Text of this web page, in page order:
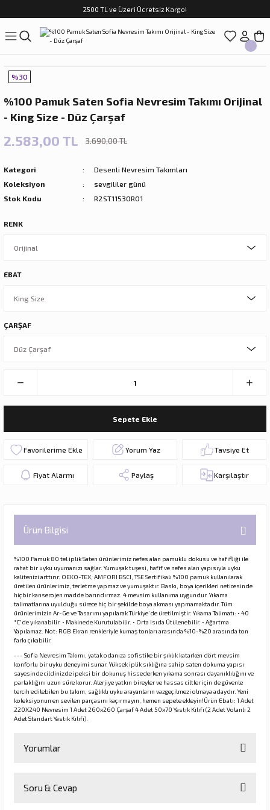
2500 TL ve Üzeri Ücretsiz Kargo!
Geri Dön
Takımları
Takımları
Geri Dön
Geri Dön
Geri Dön
Geri Dön
Geri Dön
Geri Dön
Hediyeler
%30
%100 Pamuk Saten Sofia Nevresim Takımı Orijinal
- King Size - Düz Çarşaf
2.583,00 TL 3.690,00 TL
Kategori
Desenli Nevresim Takımları
Koleksiyon
sevgililer günü
Stok Kodu
R2ST1153OR01
RENK
EBAT
ÇARŞAF
Sepete Ekle
Yorum Yaz Tavsiye Et
Fiyat Alarmı Paylaş Karşılaştır
Ürün Bilgisi
%100 Pamuk 80 tel iplik Saten ürünlerimiz nefes alan pamuklu dokusu ve hafifliği ile
rahat bir uyku uyumanızı sağlar. Yumuşak tuşesi, hafif ve nefes alan yapısıyla uyku
kalitenizi arttırır. OEKO-TEX, AMFORI BSCI, TSE Sertifikalı %100 pamuk kullanılarak
üretilen ürünlerimiz, terletme yapmaz ve yumuşaktır. Baskı, boya içerikleri neticesinde
hiçbir kanserojen madde barındırmaz. 4 mevsim kullanıma uygundur. Yıkama
talimatlarına uyulduğu sürece hiç bir şekilde boya akması yapmamaktadır. Tüm
ürünlerimizin Ar-Ge ve Tasarımı yapılarak Türkiye’de üretilmiştir. Yıkama Talimatı: • 40
°C'de yıkanabilir. • Makinede Kurutulabilir. • Orta Isıda Ütülenebilir. • Ağartma
Yapılamaz. Not: RGB Ekran renkleriyle kumaş tonları arasında %10-%20 arasında ton
farkı çıkabilir.
--- Sofia Nevresim Takımı, yatak odanıza sofistike bir şıklık katarken dört mevsim
konforlu bir uyku deneyimi sunar. Yüksek iplik sıklığına sahip saten dokuma yapısı
sayesinde cildinizde ipeksi bir dokunuş hissederken yıkama sonrası dayanıklılığını ve
parlaklığını uzun süre korur. Alerjiye yatkın bireyler ve hassas ciltler için de güvenle
tercih edilebilen bu takım, sağlıklı uyku arayanların vazgeçilmezi olmaya adaydır. Yeni
koleksiyonun en sevilen parçasını kaçırmayın, hemen sepete ekleyin!Ürün Ebatı: 1 Adet
220X240 Nevresim 1 Adet 260x260 Çarşaf 4 Adet 50x70 Yastık Kılıfı (2 Adet Volanlı 2
Adet Standart Yastık Kılıfı).
Yorumlar
Soru & Cevap